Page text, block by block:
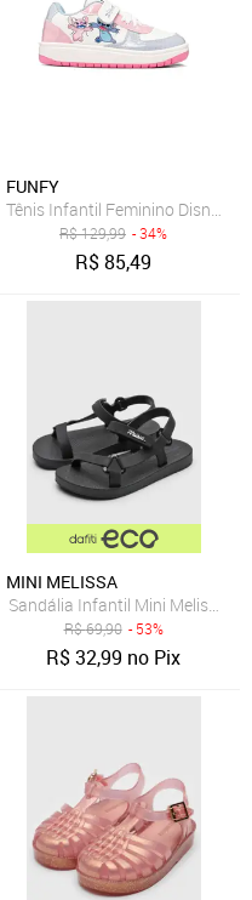
Shiny B Lilás
FUNFY
R$129,99 - 34%
R$85,49
Nude
MINI MELISSA
Sandália Infantil Mini Melissa
R$69,90 - 53%
R$32,99 no Pix